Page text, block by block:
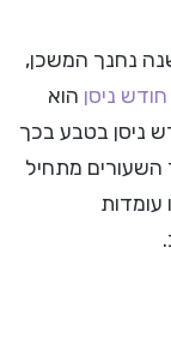
נחנך המשכן,
חודש ניסן הוא
ניסן בטבע בכך
השעורים מתחיל